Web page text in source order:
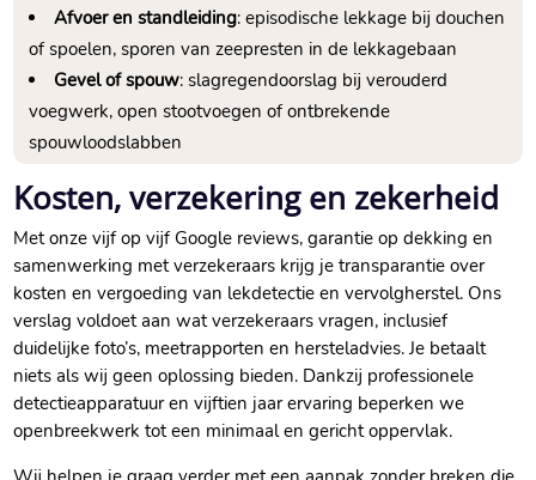
Afvoer en standleiding: episodische lekkage bij douchen
of spoelen, sporen van zeepresten in de lekkagebaan
Gevel of spouw: slagregendoorslag bij verouderd
voegwerk, open stootvoegen of ontbrekende
spouwloodslabben
Kosten, verzekering en zekerheid
Met onze vijf op vijf Google reviews, garantie op dekking en
samenwerking met verzekeraars krijg je transparantie over
kosten en vergoeding van lekdetectie en vervolgherstel.​ Ons
verslag voldoet aan wat verzekeraars vragen, inclusief
duidelijke foto’s, meetrapporten en hersteladvies.​ Je betaalt
niets als wij geen oplossing bieden.​ Dankzij professionele
detectieapparatuur en vijftien jaar ervaring beperken we
openbreekwerk tot een minimaal en gericht oppervlak.​